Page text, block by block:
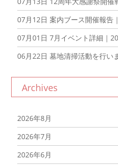
07月12日 案内ブース開催報告
07月01日 7月イベント詳細｜
06月22日 墓地清掃活動を行い
Archives
2026年8月
2026年7月
2026年6月